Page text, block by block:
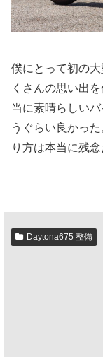
僕にとって初の
くさんの思い出
当に素晴らしい
うぐらい良かっ
り方は本当に残
Daytona675 整備